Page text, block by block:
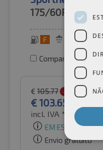
175/60R1479V
F 71
Comparar pneus
€ 105.77 -2%
€103.65
incl. IVA * por
EM ESTOQUE
Envio gratuito